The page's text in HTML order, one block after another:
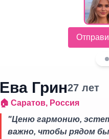
Ева Грин27 лет
🏠 Саратов, Россия
"Ценю гармонию,
важно, чтобы рядом